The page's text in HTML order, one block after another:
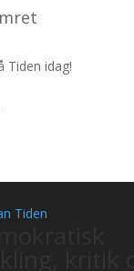
Tiden idag!